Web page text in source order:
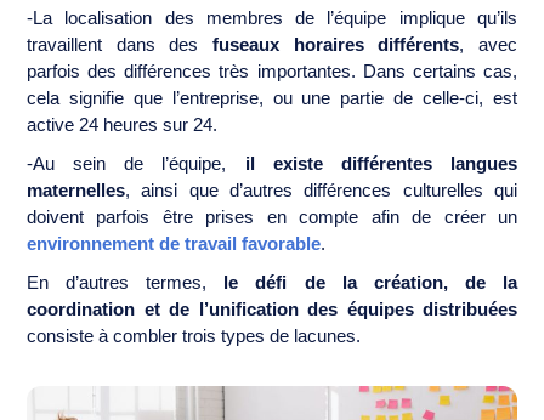
-La localisation des membres de l’équipe implique qu’ils
travaillent dans des fuseaux horaires différents, avec
parfois des différences très importantes. Dans certains cas,
cela signifie que l’entreprise, ou une partie de celle-ci, est
active 24 heures sur 24.
-Au sein de l’équipe, il existe différentes langues
maternelles, ainsi que d’autres différences culturelles qui
doivent parfois être prises en compte afin de créer un
environnement de travail favorable.
En d’autres termes, le défi de la création, de la
coordination et de l’unification des équipes distribuées
consiste à combler trois types de lacunes.